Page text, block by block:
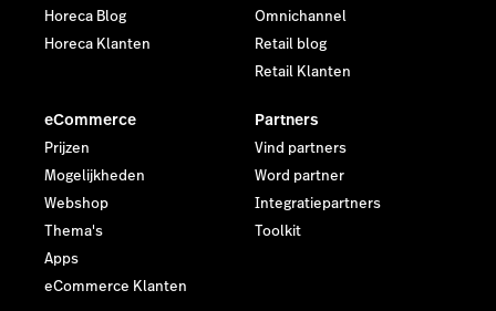
Horeca Blog
Horeca Klanten
Omnichannel
Retail blog
Retail Klanten
eCommerce
Prijzen
Mogelijkheden
Webshop
Thema's
Apps
eCommerce Klanten
Partners
Vind partners
Word partner
Integratiepartners
Toolkit